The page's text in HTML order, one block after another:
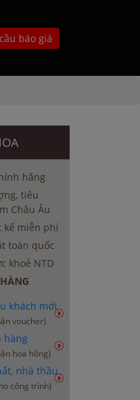
báo giá
hãng
tiêu
Châu Âu
kế miễn phí
toàn quốc
khoẻ NTD
khách mới
voucher)
hàng
hoa hồng)
nhà thầu
công trình)